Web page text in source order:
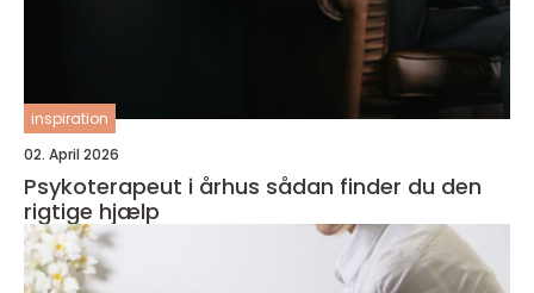
inspiration
02. April 2026
Psykoterapeut i århus sådan finder du den
rigtige hjælp